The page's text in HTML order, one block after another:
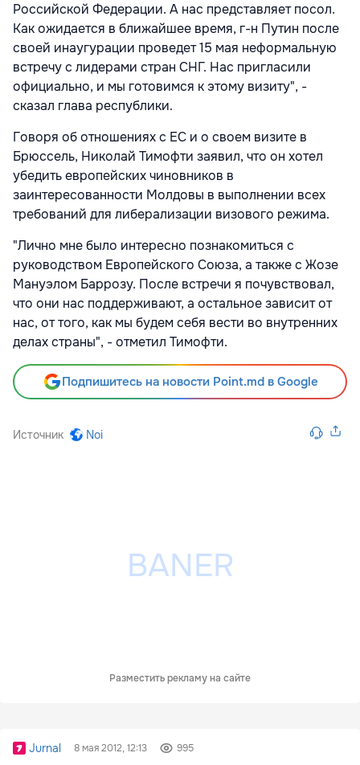
Российской Федерации. А нас представляет посол.
Как ожидается в ближайшее время, г-н Путин после
своей инаугурации проведет 15 мая неформальную
встречу с лидерами стран СНГ. Нас пригласили
официально, и мы готовимся к этому визиту", -
сказал глава республики.
Говоря об отношениях с ЕС и о своем визите в
Брюссель, Николай Тимофти заявил, что он хотел
убедить европейских чиновников в
заинтересованности Молдовы в выполнении всех
требований для либерализации визового режима.
"Лично мне было интересно познакомиться с
руководством Европейского Союза, а также с Жозе
Мануэлом Баррозу. После встречи я почувствовал,
что они нас поддерживают, а остальное зависит от
нас, от того, как мы будем себя вести во внутренних
делах страны", - отметил Тимофти.
Подпишитесь на новости Point.md в Google
Источник Noi
Разместить рекламу на сайте
Jurnal 8 мая 2012, 12:13 995